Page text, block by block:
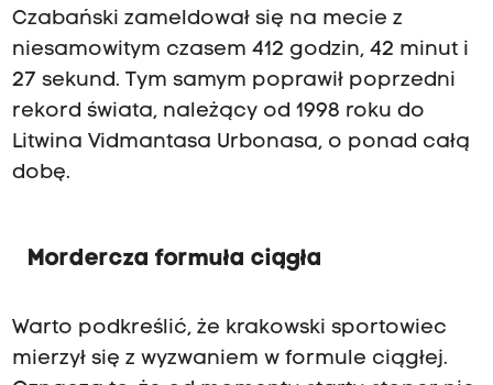
Czabański zameldował się na mecie z
niesamowitym czasem 412 godzin, 42 minut i
27 sekund. Tym samym poprawił poprzedni
rekord świata, należący od 1998 roku do
Litwina Vidmantasa Urbonasa, o ponad całą
dobę.
Mordercza formuła ciągła
Warto podkreślić, że krakowski sportowiec
mierzył się z wyzwaniem w formule ciągłej.